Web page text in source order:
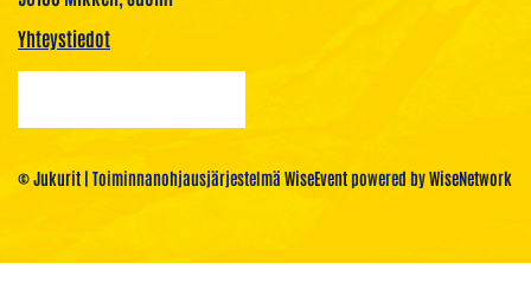
Yhteystiedot
© Jukurit | Toiminnanohjausjärjestelmä WiseEventpowered byWiseNetwork